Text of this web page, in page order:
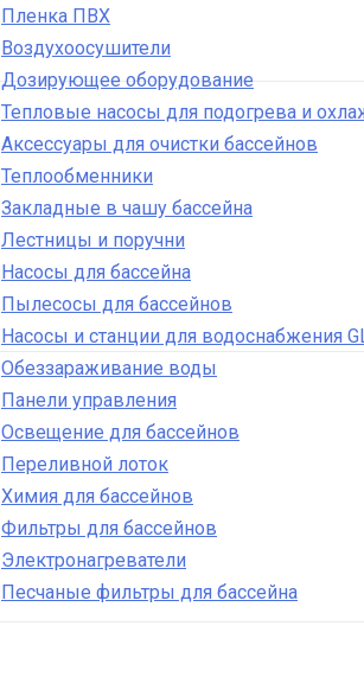
Пленка ПВХ
Воздухоосушители
Дозирующее оборудование
Тепловые насосы для подогрева и
Аксессуары для очистки бассейнов
Теплообменники
Закладные в чашу бассейна
Лестницы и поручни
Насосы для бассейна
Пылесосы для бассейнов
Насосы и станции для водоснабжения
Обеззараживание воды
Панели управления
Освещение для бассейнов
Переливной лоток
Химия для бассейнов
Фильтры для бассейнов
Электронагреватели
Песчаные фильтры для бассейна